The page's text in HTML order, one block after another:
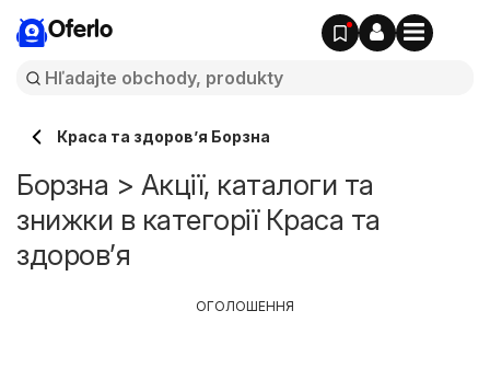
Oferlo
Краса та здоров’я Борзна
Борзна > Акції, каталоги та
знижки в категорії Краса та
здоров’я
ОГОЛОШЕННЯ